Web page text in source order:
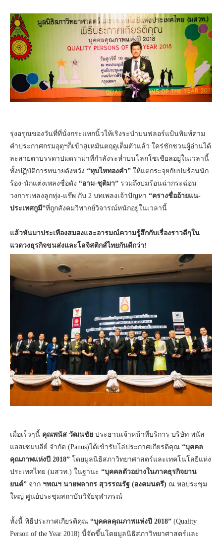
รุ่งอรุณของวันที่ที่นั่งกระแทกนิ้วให้เริงระบำบนฟลอร์แป้นพิมพ์ตาม
คำประกาศกรมอุตุฯก็เข้าสู่เหมันตฤดูเต็มตัวแล้ว ใคร่ชักชวนผู้อ่านได้
ละสายตาบรรดาปมดราม่าที่กำลังระห่ำบนโลกโซเชียลอยู่ในเวลานี้
ทั้งปฏิบัติการทนายดังหวัง “ทุบไหทองคำ” ให้แตกระจุยกับปมร้อนนัก
ร้อง-นักแต่งเพลงชื่อดัง “อาม-ชุติมา” รวมถึงปมร้อนฉ่ากระฉ่อน
วงการเพลงลูกทุ่ง-แร๊พ กับ 2 บทเพลงเจ้าปัญหา “ครางชื่ออ้ายแน-
ประเทศกูมี”ที่ถูกสังคมวิพากย์วิจารณ์หนักอยู่ในเวลานี้
แล้วหันมาประเทืองสมองและอารมณ์ความรู้สึกกับเรื่องราวดีๆใน
แวดวงธุรกิจขนส่งและโลจิสติกส์ไทยกันดีกว่า!
เมื่อเร็วๆนี้ คุณพนัส วัฒนชัย ประธานเจ้าหน้าที่บริการ บริษัท พนัส
แอสเซมบลีย์ จำกัด (Panus)ได้เข้ารับโล่ประกาศเกียรติคุณ “บุคคล
คุณภาพแห่งปี 2018” โดยมูลนิธิสภาวิทยาศาสตร์และเทคโนโลยีแห่ง
ประเทศไทย (มสวท.) ในฐานะ “บุคคลตัวอย่างในภาคธุรกิจยาน
ยนต์” จาก ฯพณฯ นายพลากร สุวรรณรัฐ (องคมนตรี) ณ หอประชุม
ใหญ่ ศูนย์ประชุมสถาบันวิจัยจุฬาภรณ์
ทั้งนี้ พิธีประกาศเกียรติคุณ “บุคคลคุณภาพแห่งปี 2018” (Quality
Person of the Year 2018) นี้จัดขึ้นโดยมูลนิธิสภาวิทยาศาสตร์และ